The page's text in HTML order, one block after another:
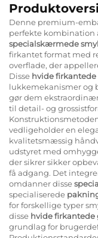
Denne premium-
perfekte kombination
specialskærmede
firkantet format med
overflade, der
Disse hvide
lukkemekanismer og
gør dem
til detail- og
vedligeholder en
kvalitetsmæssig
udstyret med
der sikrer sikker
få adgang. Det
omdanner disse
specialiserede
for forskellige typer
disse hvide
grundlag for